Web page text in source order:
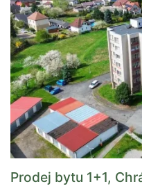
Prodej bytu 1+1,